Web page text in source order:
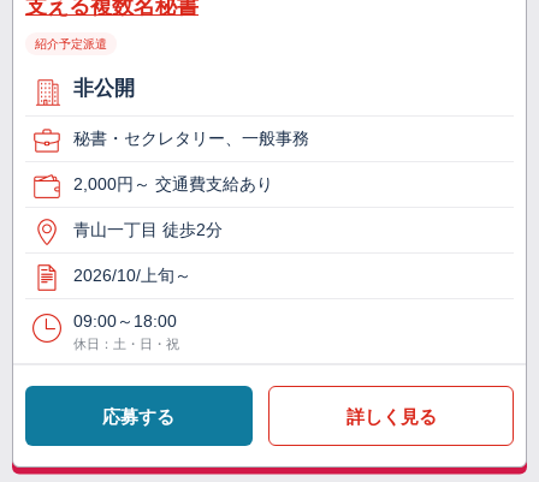
支える複数名秘書
紹介予定派遣
非公開
秘書・セクレタリー、一般事務
2,000円～ 交通費支給あり
青山一丁目 徒歩2分
2026/10/上旬～
09:00～18:00
休日：土・日・祝
応募する 詳しく見る